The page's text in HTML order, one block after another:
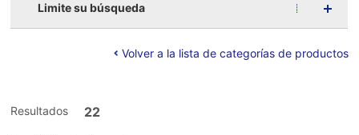
Limite su búsqueda
Volver a la lista de categorías de productos
Resultados 22